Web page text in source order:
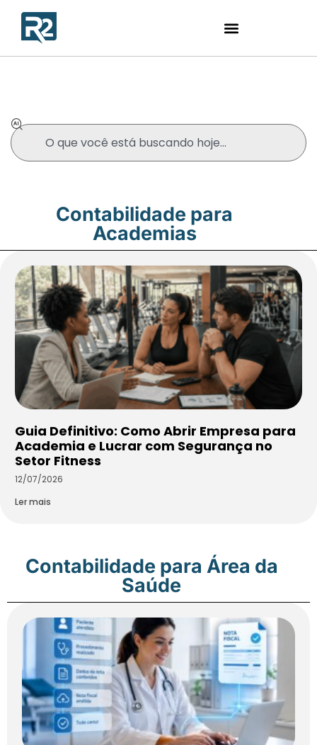
Contabilidade para
Academias
Guia Definitivo: Como Abrir Empresa para
Academia e Lucrar com Segurança no
Setor Fitness
12/07/2026
Ler mais
Contabilidade para Área da
Saúde